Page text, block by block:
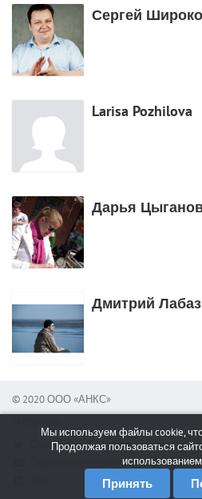
Сергей
Larisa Pozhilova
Дарья
Дмитрий
© 2020 ООО «АНКС»
Сообщить об ошибке
Мы используем файлы cookie,
Продолжая пользоваться
Принять